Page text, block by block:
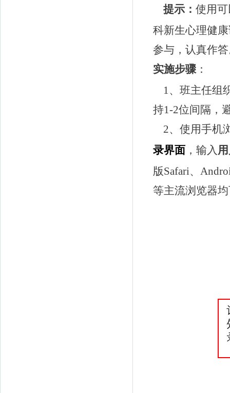
提示： 使用
科新生心理健
参与，认真作
实施步骤：
1、班主任组
持1-2位间隔，
2、使用手机
录界面 ，输入
版Safari、
等主流浏览器